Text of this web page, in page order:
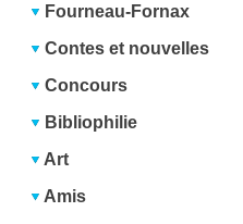
Fourneau-Fornax
Contes et nouvelles
Concours
Bibliophilie
Art
Amis